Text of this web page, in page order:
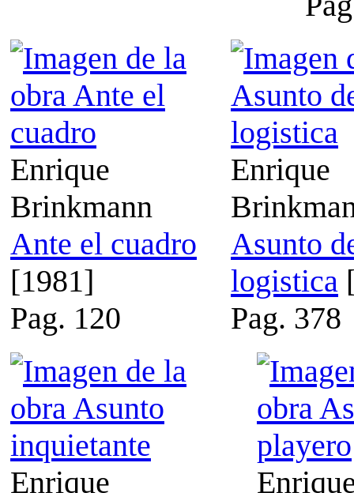
Enrique
Brinkmann
Ante el cuadro
[1981]
Pag. 120
Enrique
Asunto
logistica
Pag. 378
Enrique